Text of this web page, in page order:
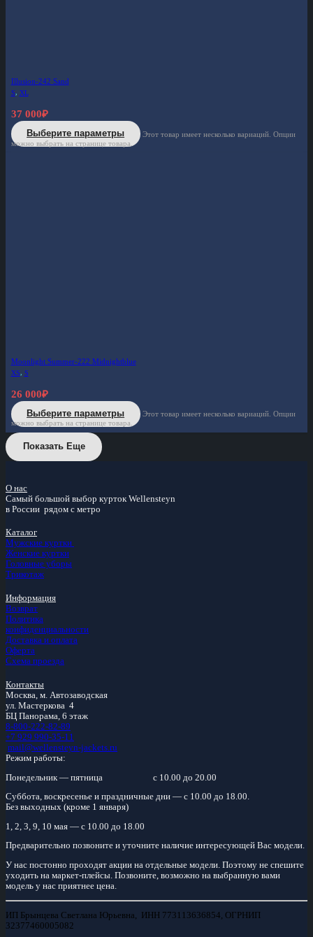
Illusion-242 Sand
S, XL
37 000₽
Выберите параметры
Этот товар имеет несколько вариаций. Опции
можно выбрать на странице товара.
Moonlight Summer-222 Midnightblue
XS, S
26 000₽
Выберите параметры
Этот товар имеет несколько вариаций. Опции
можно выбрать на странице товара.
Показать Еще
О нас
Самый большой выбор курток Wellensteyn
в России рядом с метро
Каталог
Мужские куртки
Женские куртки
Головные уборы
Трикотаж
Информация
Возврат
Политика
конфиденциальности
Доставка и оплата
Оферта
Схема проезда
Контакты
Москва, м. Автозаводская
ул. Мастеркова 4
БЦ Панорама, 6 этаж
8-800-222-82-89
+7 929 990-35-11
mail@wellensteyn-jackets.ru
Режим работы:
Понедельник — пятница с 10.00 до 20.00
Суббота, воскресенье и праздничные дни — с 10.00 до 18.00.
Без выходных (кроме 1 января)
1, 2, 3, 9, 10 мая — с 10.00 до 18.00
Предварительно позвоните и уточните наличие интересующей Вас модели.
У нас постонно проходят акции на отдельные модели. Поэтому не спешите
уходить на маркет-плейсы. Позвоните, возможно на выбранную вами
модель у нас приятнее цена.
ИП Брынцева Светлана Юрьевна, ИНН 773113636854, ОГРНИП
32377460005082